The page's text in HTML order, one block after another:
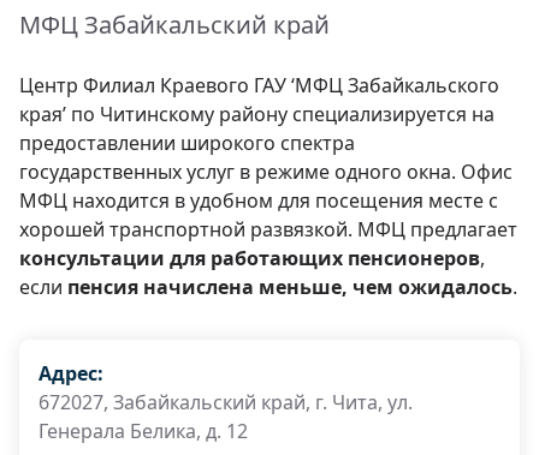
МФЦ Забайкальский край
Центр Филиал Краевого ГАУ ‘МФЦ Забайкальского
края’ по Читинскому району специализируется на
предоставлении широкого спектра
государственных услуг в режиме одного окна. Офис
МФЦ находится в удобном для посещения месте с
хорошей транспортной развязкой. МФЦ предлагает
консультации для работающих пенсионеров,
если пенсия начислена меньше, чем ожидалось.
Адрес:
672027, Забайкальский край, г. Чита, ул.
Генерала Белика, д. 12